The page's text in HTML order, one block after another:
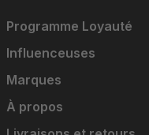
Programme Loyauté
Influenceuses
Marques
À propos